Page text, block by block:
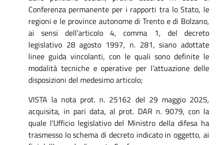
Conferenza permanente per i rapporti tra lo Stato, le
regioni e le province autonome di Trento e di Bolzano,
ai sensi dell’articolo 4, comma 1, del decreto
legislativo 28 agosto 1997, n. 281, siano adottate
linee guida vincolanti, con le quali sono definite le
modalità tecniche e operative per l’attuazione delle
disposizioni del medesimo articolo;
VISTA la nota prot. n. 25162 del 29 maggio 2025,
acquisita, in pari data, al prot. DAR n. 9079, con la
quale l’Ufficio legislativo del Ministro della difesa ha
trasmesso lo schema di decreto indicato in oggetto, ai